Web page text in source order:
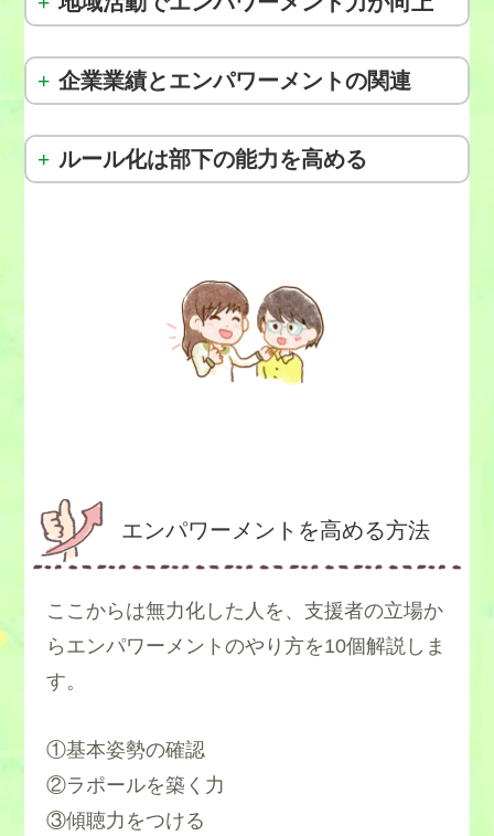
企業業績とエンパワーメントの関連
ルール化は部下の能力を高める
エンパワーメントを高める方法
ここからは無力化した人を、支援者の立場か
らエンパワーメントのやり方を10個解説しま
す。
①基本姿勢の確認
②ラポールを築く力
③傾聴力をつける